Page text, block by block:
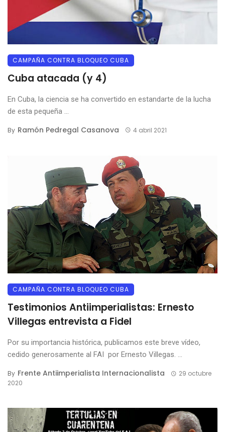
CAMPAÑA CONTRA BLOQUEO CUBA
Cuba atacada (y 4)
En Cuba, la ciencia se ha convertido en estandarte de la lucha
de esta pequeña ...
By Ramón Pedregal Casanova 4 abril 2021
CAMPAÑA CONTRA BLOQUEO CUBA
Testimonios Antiimperialistas: Ernesto
Villegas entrevista a Fidel
Por su importancia histórica, publicamos este breve vídeo,
cedido generosamente al FAI por Ernesto Villegas. ...
By Frente Antiimperialista Internacionalista
29 octubre
2020